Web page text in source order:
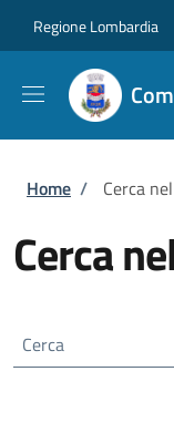
Regione Lombardia
Briciole di
Home / Cerca
Cerca
Cerca